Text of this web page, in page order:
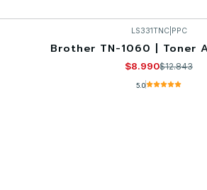
LS331TNC| PPC
Brother TN-1060 | Toner
$8.990$12.843
5.0